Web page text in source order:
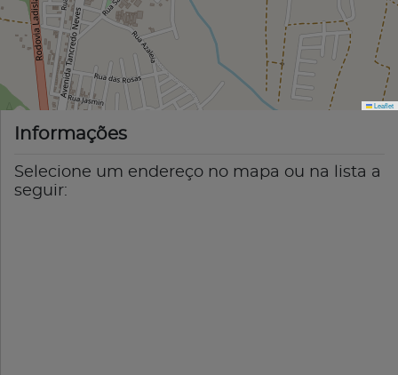
Leaflet
Informações
Selecione um endereço no mapa ou na lista a
seguir: